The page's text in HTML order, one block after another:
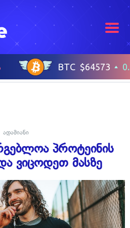
ადამიანი
პროტეინის
ვიცოდეთ მასზე